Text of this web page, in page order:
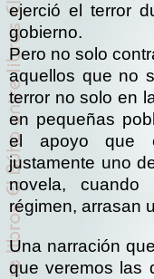
ejerció el terror
gobierno.
Pero no solo
aquellos que no
terror no solo en
en pequeñas
el apoyo que
justamente uno
novela, cuando
régimen, arrasan
Una narración
que veremos las